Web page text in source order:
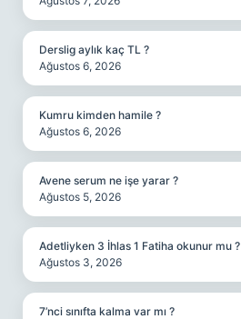
Derslig aylık kaç TL ?
Ağustos 6, 2026
Kumru kimden hamile ?
Ağustos 6, 2026
Avene serum ne işe yarar ?
Ağustos 5, 2026
Adetliyken 3 İhlas 1 Fatiha okunur mu ?
Ağustos 3, 2026
7’nci sınıfta kalma var mı ?